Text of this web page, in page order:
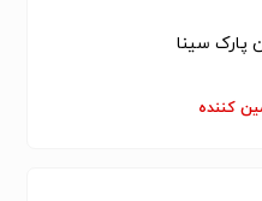
پارک سینا
کننده